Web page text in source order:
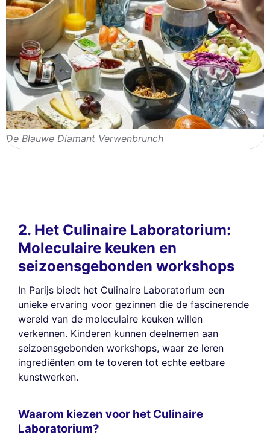
De Blauwe Diamant Verwenbrunch
2. Het Culinaire Laboratorium:
Moleculaire keuken en
seizoensgebonden workshops
In Parijs biedt het Culinaire Laboratorium een
unieke ervaring voor gezinnen die de fascinerende
wereld van de moleculaire keuken willen
verkennen. Kinderen kunnen deelnemen aan
seizoensgebonden workshops, waar ze leren
ingrediënten om te toveren tot echte eetbare
kunstwerken.
Waarom kiezen voor het Culinaire
Laboratorium?